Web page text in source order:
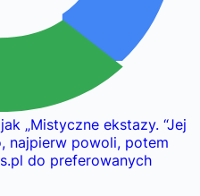
„Mistyczne ekstazy. “Jej
najpierw powoli, potem
do preferowanych